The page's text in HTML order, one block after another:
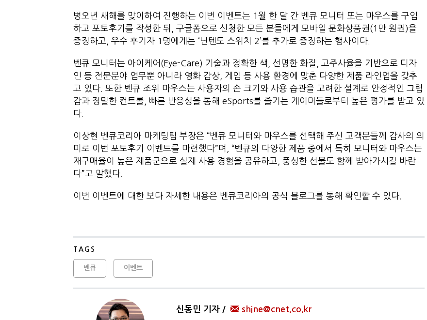
병오년 새해를 맞이하여 진행하는 이번 이벤트는 1월 한 달 간 벤큐 모니터 또는 마우스를 구입
하고 포토후기를 작성한 뒤, 구글폼으로 신청한 모든 분들에게 모바일 문화상품권(1만 원권)을
증정하고, 우수 후기자 1명에게는 ‘닌텐도 스위치 2’를 추가로 증정하는 행사이다.
벤큐 모니터는 아이케어(Eye-Care) 기술과 정확한 색, 선명한 화질, 고주사율을 기반으로 디자
인 등 전문분야 업무뿐 아니라 영화 감상, 게임 등 사용 환경에 맞춘 다양한 제품 라인업을 갖추
고 있다. 또한 벤큐 조위 마우스는 사용자의 손 크기와 사용 습관을 고려한 설계로 안정적인 그립
감과 정밀한 컨트롤, 빠른 반응성을 통해 eSports를 즐기는 게이머들로부터 높은 평가를 받고 있
다.
이상현 벤큐코리아 마케팅팀 부장은 “벤큐 모니터와 마우스를 선택해 주신 고객분들께 감사의 의
미로 이번 포토후기 이벤트를 마련했다”며, “벤큐의 다양한 제품 중에서 특히 모니터와 마우스는
재구매율이 높은 제품군으로 실제 사용 경험을 공유하고, 풍성한 선물도 함께 받아가시길 바란
다”고 말했다.
이번 이벤트에 대한 보다 자세한 내용은 벤큐코리아의 공식 블로그를 통해 확인할 수 있다.
TAGS
벤큐 이벤트
신동민 기자 shine@cnet.co.kr